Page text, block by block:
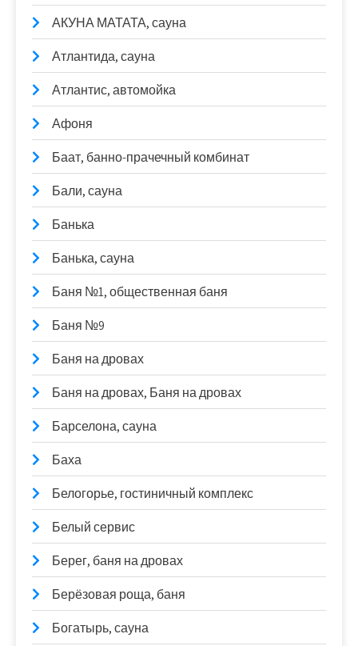
АКУНА МАТАТА, сауна
Атлантида, сауна
Атлантис, автомойка
Афоня
Баат, банно-прачечный комбинат
Бали, сауна
Банька
Банька, сауна
Баня №1, общественная баня
Баня №9
Баня на дровах
Баня на дровах, Баня на дровах
Барселона, сауна
Баха
Белогорье, гостиничный комплекс
Белый сервис
Берег, баня на дровах
Берёзовая роща, баня
Богатырь, сауна